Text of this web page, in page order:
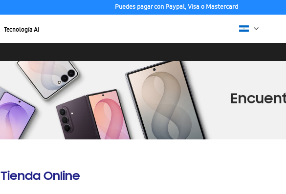
Puedes pagar con Paypal, Visa o Mastercard
Tecnología AI
Tienda Online